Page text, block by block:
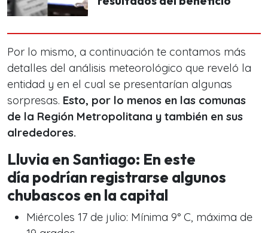
Por lo mismo, a continuación te contamos más
detalles del análisis meteorológico que reveló la
entidad y en el cual se presentarían algunas
sorpresas. Esto, por lo menos en las comunas
de la Región Metropolitana y también en sus
alrededores.
Lluvia en Santiago: En este
día podrían registrarse algunos
chubascos en la capital
Miércoles 17 de julio: Mínima 9° C, máxima de